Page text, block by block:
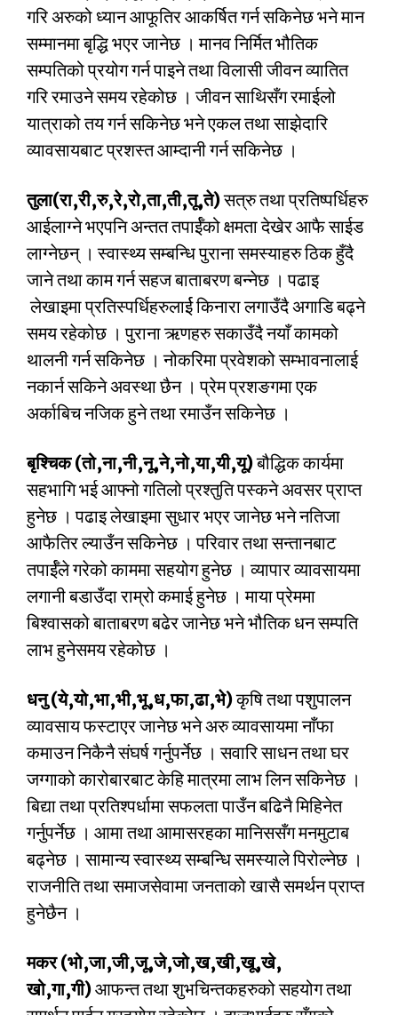
गरि अरुको ध्यान आफूतिर आकर्षित गर्न सकिनेछ भने मान
सम्मानमा बृद्धि भएर जानेछ । मानव निर्मित भौतिक
सम्पतिको प्रयोग गर्न पाइने तथा विलासी जीवन व्यातित
गरि रमाउने समय रहेकोछ । जीवन साथिसँग रमाईलो
यात्राको तय गर्न सकिनेछ भने एकल तथा साझेदारि
व्यावसायबाट प्रशस्त आम्दानी गर्न सकिनेछ ।
तुला(रा,री,रु,रे,रो,ता,ती,तू,ते)सत्रु तथा प्रतिष्पर्धिहरु
आईलाग्ने भएपनि अन्तत तपार्ईँको क्षमता देखेर आफै साईड
लाग्नेछन् । स्वास्थ्य सम्बन्धि पुराना समस्याहरु ठिक हुँदै
जाने तथा काम गर्न सहज बाताबरण बन्नेछ । पढाइ
लेखाइमा प्रतिस्पर्धिहरुलार्ई किनारा लगाउँदै अगाडि बढ्ने
समय रहेकोछ । पुराना ऋणहरु सकाउँदै नयाँ कामको
थालनी गर्न सकिनेछ । नोकरिमा प्रवेशको सम्भावनालाई
नकार्न सकिने अवस्था छैन । प्रेम प्रशङगमा एक
अर्काबिच नजिक हुने तथा रमाउँन सकिनेछ ।
बृश्चिक (तो,ना,नी,नू,ने,नो,या,यी,यू)बौद्धिक कार्यमा
सहभागि भई आफ्नो गतिलो प्रश्तुति पस्कने अवसर प्राप्त
हुनेछ । पढाइ लेखाइमा सुधार भएर जानेछ भने नतिजा
आफैतिर ल्याउँन सकिनेछ । परिवार तथा सन्तानबाट
तपार्ईँले गरेको काममा सहयोग हुनेछ । व्यापार व्यावसायमा
लगानी बडाउँदा राम्रो कमाई हुनेछ । माया प्रेममा
बिश्वासको बाताबरण बढेर जानेछ भने भौतिक धन सम्पति
लाभ हुनेसमय रहेकोछ ।
धनु (ये,यो,भा,भी,भू,ध,फा,ढा,भे)कृषि तथा पशुपालन
व्यावसाय फस्टाएर जानेछ भने अरु व्यावसायमा नाँफा
कमाउन निकैनै संघर्ष गर्नुपर्नेछ । सवारि साधन तथा घर
जग्गाको कारोबारबाट केहि मात्रमा लाभ लिन सकिनेछ ।
बिद्या तथा प्रतिश्पर्धामा सफलता पाउँन बढिनै मिहिनेत
गर्नुपर्नेछ । आमा तथा आमासरहका मानिससँग मनमुटाब
बढ्नेछ । सामान्य स्वास्थ्य सम्बन्धि समस्याले पिरोल्नेछ ।
राजनीति तथा समाजसेवामा जनताको खासै समर्थन प्राप्त
हुनेछैन ।
मकर (भो,जा,जी,जू,जे,जो,ख,खी,खू,खे,
खो,गा,गी)आफन्त तथा शुभचिन्तकहरुको सहयोग तथा